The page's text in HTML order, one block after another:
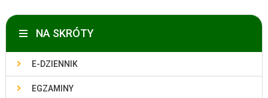
NA SKRÓTY
E-DZIENNIK
EGZAMINY